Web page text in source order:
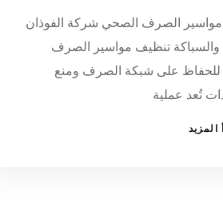
الصرف الصحي شركة الفوذان
والسباكة تنظيف مواسير الصرف
للحفاظ على شبكة الصرف ومنع
تُعد عملية
المزيد